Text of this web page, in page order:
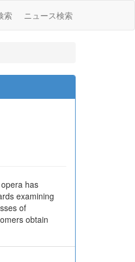
索 ニュース検索
has
examining
of
obtain